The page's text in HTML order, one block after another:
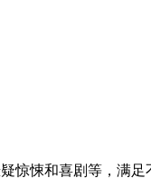
悚和喜剧等，满